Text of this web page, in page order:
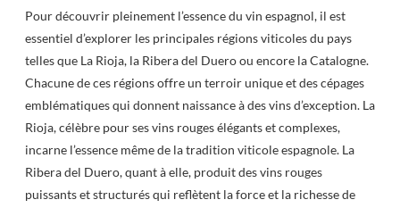
Pour découvrir pleinement l’essence du vin espagnol, il est
essentiel d’explorer les principales régions viticoles du pays
telles que La Rioja, la Ribera del Duero ou encore la Catalogne.
Chacune de ces régions offre un terroir unique et des cépages
emblématiques qui donnent naissance à des vins d’exception. La
Rioja, célèbre pour ses vins rouges élégants et complexes,
incarne l’essence même de la tradition viticole espagnole. La
Ribera del Duero, quant à elle, produit des vins rouges
puissants et structurés qui reflètent la force et la richesse de